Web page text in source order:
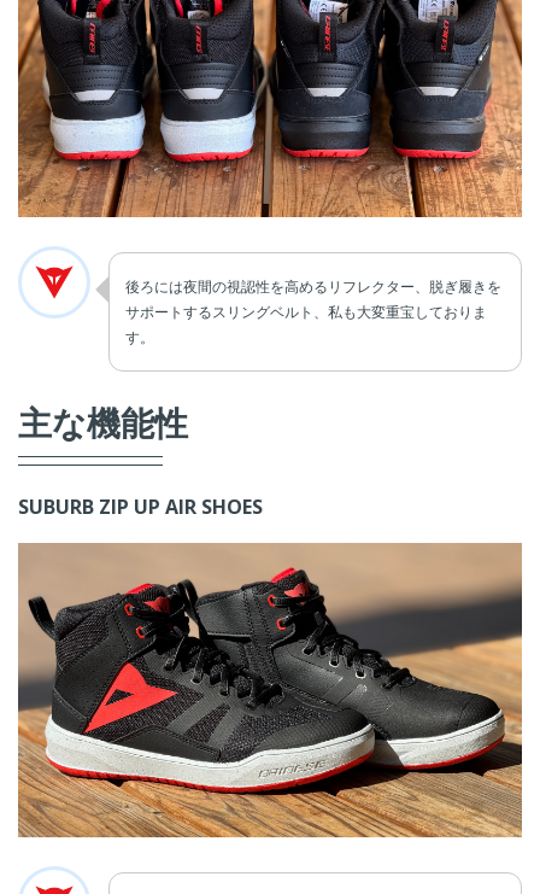
後ろには夜間の視認性を高めるリフレクター、脱ぎ履きを
サポートするスリングベルト、私も大変重宝しておりま
す。
主な機能性
SUBURB ZIP UP AIR SHOES